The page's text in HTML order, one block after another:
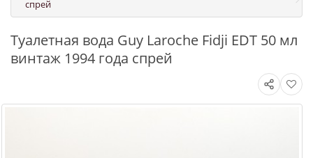
спрей
Туалетная вода Guy Laroche Fidji EDT 50 мл
винтаж 1994 года спрей